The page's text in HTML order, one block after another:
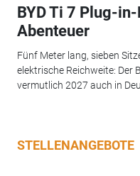
BYD Ti 7 Plug-
Abenteuer
Fünf Meter lang, sieben
elektrische Reichweite: Der
vermutlich 2027 auch in
STELLENANGEBOTE